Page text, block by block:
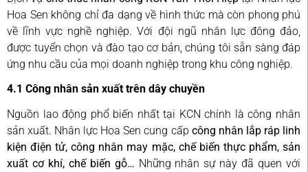
Hoa Sen không chỉ đa dạng về hình thức mà còn phong phú
về lĩnh vực nghề nghiệp. Với đội ngũ nhân lực đông đảo,
được tuyển chọn và đào tạo cơ bản, chúng tôi sẵn sàng đáp
ứng nhu cầu của mọi doanh nghiệp trong khu công nghiệp.
4.1 Công nhân sản xuất trên dây chuyền
Nguồn lao động phổ biến nhất tại KCN chính là công nhân
sản xuất. Nhân lực Hoa Sen cung cấp công nhân lắp ráp linh
kiện điện tử, công nhân may mặc, chế biến thực phẩm, sản
xuất cơ khí, chế biến gỗ… Những nhân sự này đã quen với